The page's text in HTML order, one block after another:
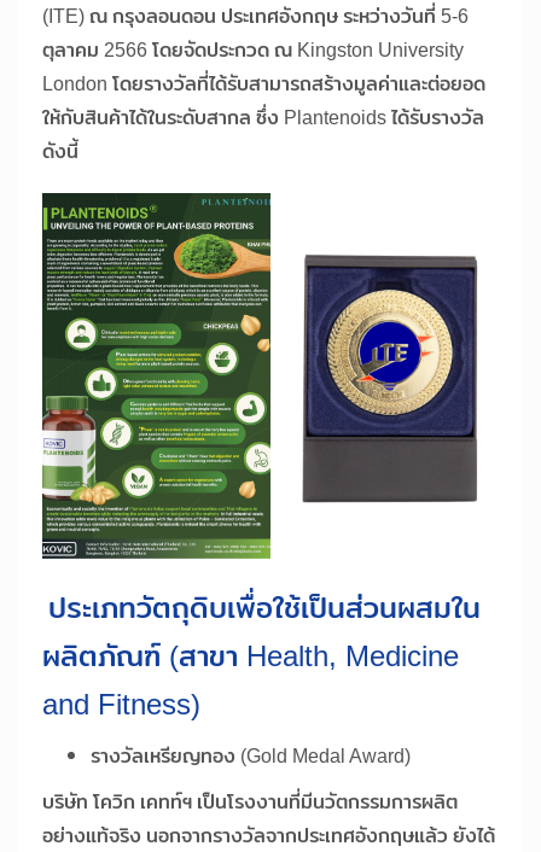
(ITE) ณ กรุงลอนดอน ประเทศอังกฤษ ระหว่างวันที่ 5-6
ตุลาคม 2566 โดยจัดประกวด ณ Kingston University
London โดยรางวัลที่ได้รับสามารถสร้างมูลค่าและต่อยอด
ให้กับสินค้าได้ในระดับสากล ซึ่ง Plantenoids ได้รับรางวัล
ดังนี้
ประเภทวัตถุดิบเพื่อใช้เป็นส่วนผสมใน
ผลิตภัณฑ์ (สาขา Health, Medicine
and Fitness)
รางวัลเหรียญทอง (Gold Medal Award)
บริษัท โควิก เคทท์ฯ เป็นโรงงานที่มีนวัตกรรมการผลิต
อย่างแท้จริง นอกจากรางวัลจากประเทศอังกฤษแล้ว ยังได้